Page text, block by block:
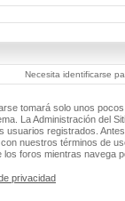
Necesita identificarse
tomará solo unos pocos
La Administración del
usuarios registrados. Antes
nuestros términos de
los foros mientras navega
privacidad